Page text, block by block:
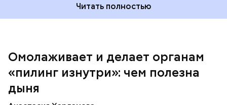
Читать полностью
Омолаживает и делает органам
«пилинг изнутри»: чем полезна
дыня
кремний — укрепляет кости, зубы, волосы и
ногти и оказывает омолаживающее действие;
клетчатка — достаточно нежная и забирает
излишки холестерина, сахара и соли тяжелых
фолиевая кислота (в большом количестве) —
она необходима беременным женщинам,